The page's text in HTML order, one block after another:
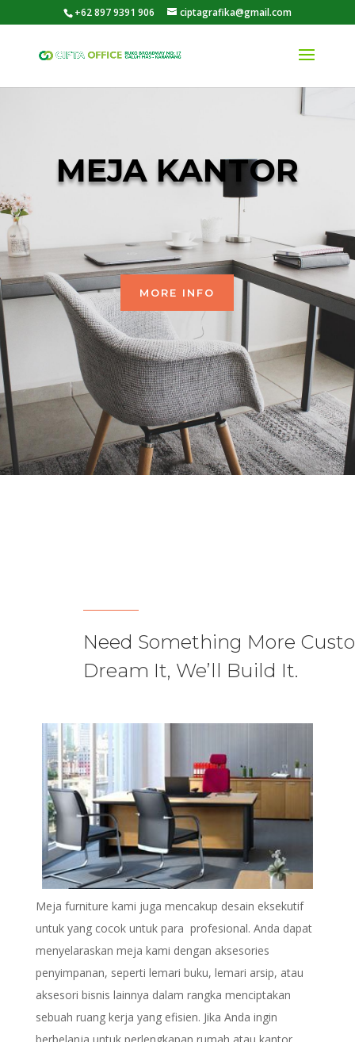
+62 897 9391 906 ciptagrafika@gmail.com
MEJA KANTOR
MORE INFO
Need Something More
Dream It, We’ll Build It.
Meja furniture kami juga mencakup desain eksekutif
untuk yang cocok untuk para profesional. Anda dapat
menyelaraskan meja kami dengan aksesories
penyimpanan, seperti lemari buku, lemari arsip, atau
aksesori bisnis lainnya dalam rangka menciptakan
sebuah ruang kerja yang efisien. Jika Anda ingin